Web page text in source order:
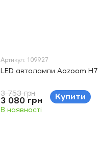
Артикул: 109927
LED автолампи Aozoom
3 753 грн
3 080 грн Купити
В наявності